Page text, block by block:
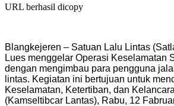
URL berhasil dicopy
Blangkejeren – Satuan Lalu Lintas
Lues menggelar Operasi Keselamatan
dengan mengimbau para pengguna
lintas. Kegiatan ini bertujuan untuk
Keselamatan, Ketertiban, dan
(Kamseltibcar Lantas), Rabu, 12